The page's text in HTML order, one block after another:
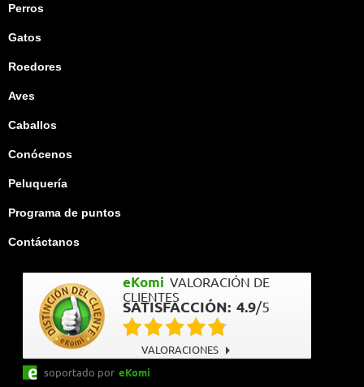
Perros
Gatos
Roedores
Aves
Caballos
Conócenos
Peluquería
Programa de puntos
Contáctanos
eKomi VALORACIÓN DE
CLIENTES
SATISFACCIÓN: 4.9/5
VALORACIONES
soportado por eKomi